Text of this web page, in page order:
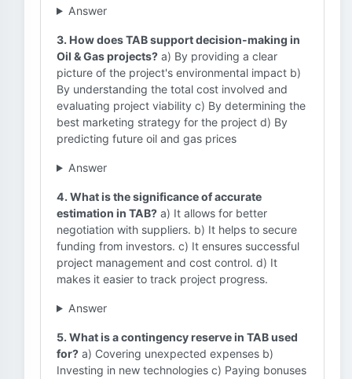
Answer
3. How does TAB support decision-making in
Oil & Gas projects? a) By providing a clear
picture of the project's environmental impact b)
By understanding the total cost involved and
evaluating project viability c) By determining the
best marketing strategy for the project d) By
predicting future oil and gas prices
Answer
4. What is the significance of accurate
estimation in TAB? a) It allows for better
negotiation with suppliers. b) It helps to secure
funding from investors. c) It ensures successful
project management and cost control. d) It
makes it easier to track project progress.
Answer
5. What is a contingency reserve in TAB used
for? a) Covering unexpected expenses b)
Investing in new technologies c) Paying bonuses